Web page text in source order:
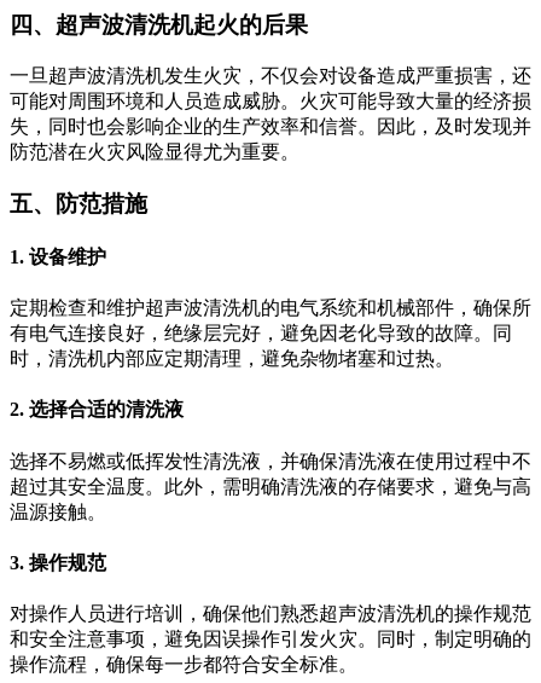
四、超声波清洗机起火的后果
一旦超声波清洗机发生火灾，不仅会对设备造成严重损害，还
可能对周围环境和人员造成威胁。火灾可能导致大量的经济损
失，同时也会影响企业的生产效率和信誉。因此，及时发现并
防范潜在火灾风险显得尤为重要。
五、防范措施
1. 设备维护
定期检查和维护超声波清洗机的电气系统和机械部件，确保所
有电气连接良好，绝缘层完好，避免因老化导致的故障。同
时，清洗机内部应定期清理，避免杂物堵塞和过热。
2. 选择合适的清洗液
选择不易燃或低挥发性清洗液，并确保清洗液在使用过程中不
超过其安全温度。此外，需明确清洗液的存储要求，避免与高
温源接触。
3. 操作规范
对操作人员进行培训，确保他们熟悉超声波清洗机的操作规范
和安全注意事项，避免因误操作引发火灾。同时，制定明确的
操作流程，确保每一步都符合安全标准。